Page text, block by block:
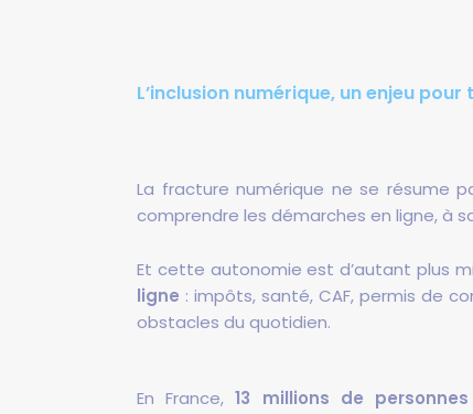
L’inclusion numérique, un enjeu
La fracture numérique ne se résume
comprendre les démarches en ligne, à
Et cette autonomie est d’autant plus
ligne : impôts, santé, CAF, permis de
obstacles du quotidien.
En France,13 millions de personnes